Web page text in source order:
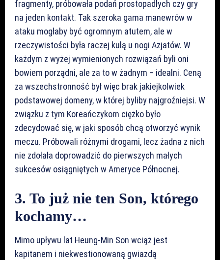
fragmenty, próbowała podań prostopadłych czy gry
na jeden kontakt. Tak szeroka gama manewrów w
ataku mogłaby być ogromnym atutem, ale w
rzeczywistości była raczej kulą u nogi Azjatów. W
każdym z wyżej wymienionych rozwiązań byli oni
bowiem porządni, ale za to w żadnym – idealni. Ceną
za wszechstronność był więc brak jakiejkolwiek
podstawowej domeny, w której byliby najgroźniejsi. W
związku z tym Koreańczykom ciężko było
zdecydować się, w jaki sposób chcą otworzyć wynik
meczu. Próbowali różnymi drogami, lecz żadna z nich
nie zdołała doprowadzić do pierwszych małych
sukcesów osiągniętych w Ameryce Północnej.
3. To już nie ten Son, którego
kochamy…
Mimo upływu lat Heung-Min Son wciąż jest
kapitanem i niekwestionowaną gwiazdą